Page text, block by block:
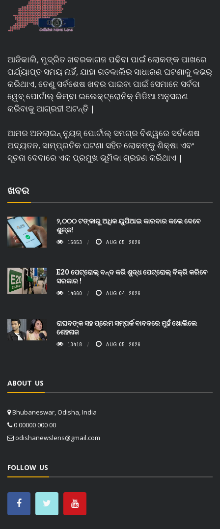
ଆଜିକାଲି, ମୁଦ୍ରିତ ଖବରକାଗଜ ପଢିବା ପାଇଁ ଲୋକଙ୍କ ପାଖରେ
ପର୍ଯ୍ୟାପ୍ତ ସମୟ ନାହିଁ, ଯାହା ଗତକାଲିର ସାଧାରଣ ଘଟଣାକୁ କଭର୍
କରିଥାଏ, ତେଣୁ ସର୍ବଶେଷ ଖବର ପାଇବା ପାଇଁ ସେମାନେ ସର୍ବଦା
ୱେବ୍ ପୋର୍ଟାଲ୍ କିମ୍ବା ଇଲେକ୍ଟ୍ରୋନିକ୍ ମିଡିଆ ଅନୁସରଣ
କରିବାକୁ ଆଗ୍ରହୀ ଅଟନ୍ତି |
ଆମର ଅନଲାଇନ୍ ନ୍ୟୁଜ୍ ପୋର୍ଟାଲ୍ ସମଗ୍ର ବିଶ୍ୱରେ ସର୍ବଶେଷ
ଅଦ୍ୟତନ, ସାମ୍ପ୍ରତିକ ଘଟଣା ସହିତ ଲୋକଙ୍କୁ ଶିକ୍ଷା ଏବଂ
ସୂଚନା ଦେବାରେ ଏକ ପ୍ରମୁଖ ଭୂମିକା ଗ୍ରହଣ କରିଥାଏ |
ଖବର
୨,୦୦୦ ଟଙ୍କାରୁ ଅଧିକ ୟୁପିଆଇ କାରବାର କଲେ ଦେବେ
ଶୁଳ୍କ!
15653 AUG 05, 2026
E20 ପେଟ୍ରୋଲ୍ ବନ୍ଦ କରି ଶୁଦ୍ଧ ପେଟ୍ରୋଲ୍ ବିକ୍ରି କରିବେ
ସରକାର !
14660 AUG 04, 2026
ରାଘବଙ୍କ ସହ ପ୍ରେମ ସମ୍ପର୍କ ବାବଦରେ ମୁହଁ ଖୋଲିଲେ
ଶେହନାଜ
13418 AUG 05, 2026
ABOUT US
Bhubaneswar, Odisha, India
0 00000 000 00
odishanewslens@gmail.com
FOLLOW US